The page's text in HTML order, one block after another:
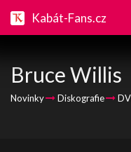
Kabát-Fans.cz
Bruce Willis
Novinky Diskografie